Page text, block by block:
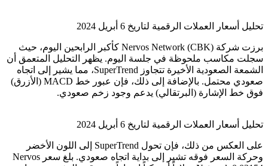
تحليل أسعار العملات الرقمية لتاريخ 6 أبريل 2024
برزت شركة Nervos Network (CBK) كأكبر الرابحين اليوم، حيث
سجلت مكاسب ملحوظة في جلسة اليوم. يظهر التحليل المتعمق أن
الشمعة الصعودية الأخيرة تتجاوز SuperTrend، مما يشير إلى اتجاه
صعودي محتمل. بالإضافة إلى ذلك، فإن عبور خط MACD (الأزرق)
فوق خط الإشارة (البرتقالي) يدعم وجود زخم صعودي.
تحليل أسعار العملات الرقمية لتاريخ 6 أبريل 2024
على العكس من ذلك، فإن تحول SuperTrend إلى اللون الأخضر
وحركة السعر فوقه تشير إلى بداية اتجاه صعودي. بلغ سعر Nervos